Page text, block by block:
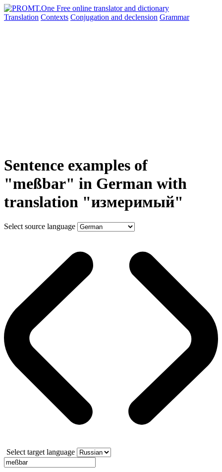
Translation Contexts Conjugation and declension Grammar
Sentence examples of
"meßbar" in German with
translation "измеримый"
Select source language
Select target language